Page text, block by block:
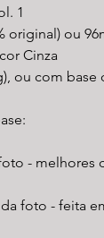
1
original) ou
Cinza
ou com base
- melhores
foto - feita